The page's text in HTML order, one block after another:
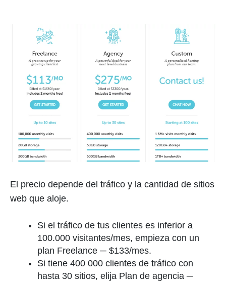
El precio depende del tráfico y la cantidad de sitios
web que aloje.
Si el tráfico de tus clientes es inferior a
100.000 visitantes/mes, empieza con un
plan Freelance ─ $133/mes.
Si tiene 400 000 clientes de tráfico con
hasta 30 sitios, elija Plan de agencia ─